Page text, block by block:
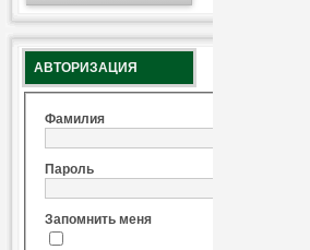
АВТОРИЗАЦИЯ
Фамилия
Пароль
Запомнить меня